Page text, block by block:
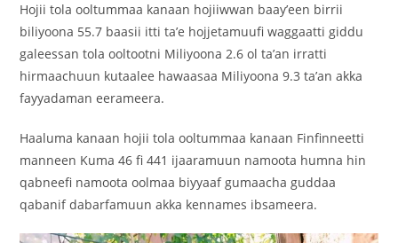
Hojii tola ooltummaa kanaan hojiiwwan baay’een birrii
biliyoona 55.7 baasii itti ta’e hojjetamuufi waggaatti giddu
galeessan tola ooltootni Miliyoona 2.6 ol ta’an irratti
hirmaachuun kutaalee hawaasaa Miliyoona 9.3 ta’an akka
fayyadaman eerameera.
Haaluma kanaan hojii tola ooltummaa kanaan Finfinneetti
manneen Kuma 46 fi 441 ijaaramuun namoota humna hin
qabneefi namoota oolmaa biyyaaf gumaacha guddaa
qabanif dabarfamuun akka kennames ibsameera.